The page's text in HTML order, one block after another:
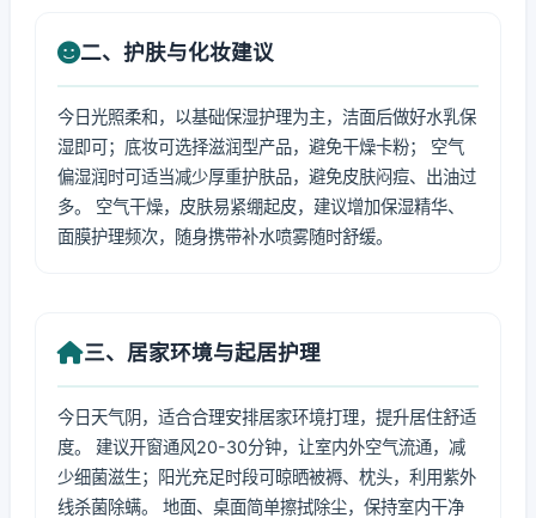
二、护肤与化妆建议
今日光照柔和，以基础保湿护理为主，洁面后做好水乳保
湿即可；底妆可选择滋润型产品，避免干燥卡粉； 空气
偏湿润时可适当减少厚重护肤品，避免皮肤闷痘、出油过
多。 空气干燥，皮肤易紧绷起皮，建议增加保湿精华、
面膜护理频次，随身携带补水喷雾随时舒缓。
三、居家环境与起居护理
今日天气阴，适合合理安排居家环境打理，提升居住舒适
度。 建议开窗通风20-30分钟，让室内外空气流通，减
少细菌滋生；阳光充足时段可晾晒被褥、枕头，利用紫外
线杀菌除螨。 地面、桌面简单擦拭除尘，保持室内干净